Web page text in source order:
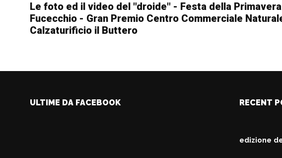
Le foto ed il video del "droide" - Festa della
Fucecchio - Gran Premio Centro Commerciale
Calzaturificio il Buttero
ULTIME DA FACEBOOK RECENT
edizione